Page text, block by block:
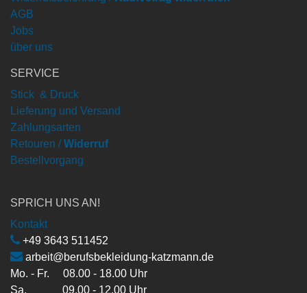
AGB
Jobs
über uns
SERVICE
Stick & Druck
Lieferung und Versand
Zahlungsarten
Retouren / Widerruf
Bestellvorgang
SPRICH UNS AN!
Kontakt
+49 3643 511452
arbeit@berufsbekleidung-katzmann.de
Mo. - Fr. 08.00 - 18.00 Uhr
Sa. 09.00 - 12.00 Uhr